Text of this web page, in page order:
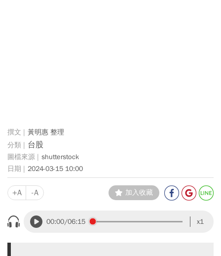
黃明惠 整理
台股
shutterstock
2024-03-15 10:00
+A -A 加入收藏
00:00/06:15 x1